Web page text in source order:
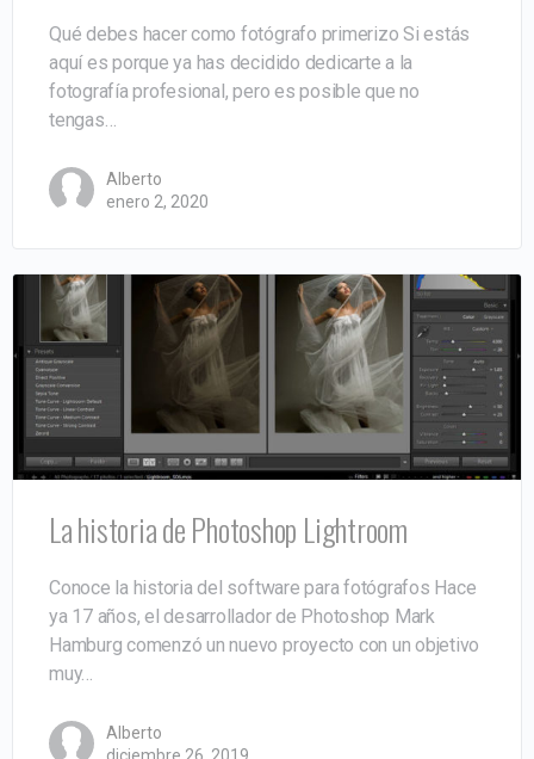
Qué debes hacer como fotógrafo primerizo Si estás
aquí es porque ya has decidido dedicarte a la
fotografía profesional, pero es posible que no
tengas…
Alberto
enero 2, 2020
La historia de Photoshop Lightroom
Conoce la historia del software para fotógrafos Hace
ya 17 años, el desarrollador de Photoshop Mark
Hamburg comenzó un nuevo proyecto con un objetivo
muy…
Alberto